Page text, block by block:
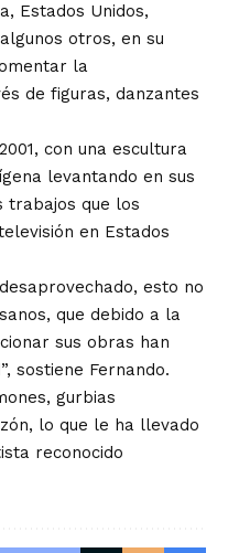
Estados Unidos,
otros, en su
la
de figuras, danzantes
con una escultura
levantando en sus
trabajos que los
en Estados
esto no
que debido a la
sus obras han
sostiene Fernando.
gurbias
lo que le ha llevado
reconocido